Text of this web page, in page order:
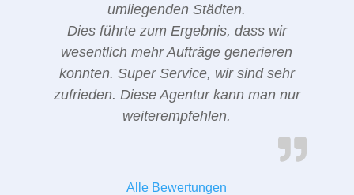
umliegenden Städten.
Dies führte zum Ergebnis, dass wir
wesentlich mehr Aufträge generieren
konnten. Super Service, wir sind sehr
zufrieden. Diese Agentur kann man nur
weiterempfehlen.
Alle Bewertungen